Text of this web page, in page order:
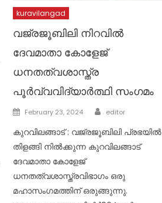
kuravilangad
വജ്രജൂബിലി നിറവില്‍
ദേവമാതാ കോളേജ്
ധനതത്വശാസ്ത്ര
പൂര്‍വ്വവിദ്യാര്‍ത്ഥി സംഗമം
Posted
February 23, 2024 Author
editor
കുറവിലങ്ങാട് : വജ്രജൂബിലി പ്രഭയില്‍
തിളങ്ങി നില്‍ക്കുന്ന കുറവിലങ്ങാട്
ദേവമാതാ കോളേജ്
ധനതത്വശാസ്ത്രവിഭാഗം ഒരു
മഹാസംഗമത്തിന് ഒരുങ്ങുന്നു.